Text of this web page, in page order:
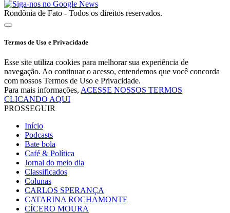
Rondônia de Fato - Todos os direitos reservados.
Termos de Uso e Privacidade
Esse site utiliza cookies para melhorar sua experiência de
navegação. Ao continuar o acesso, entendemos que você concorda
com nossos Termos de Uso e Privacidade.
Para mais informações, ACESSE NOSSOS TERMOS
CLICANDO AQUI
PROSSEGUIR
Início
Podcasts
Bate bola
Café & Política
Jornal do meio dia
Classificados
Colunas
CARLOS SPERANÇA
CATARINA ROCHAMONTE
CÍCERO MOURA